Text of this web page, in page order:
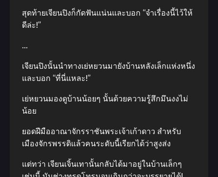
สุดท้ายเจียนปิงก็กัดฟันแน่นและบอก “จำเรื่องนี้ไว้ให้
ดีล่ะ!”
…
เจียนปิงนั้นนำทางเย่หยวนมายังบ้านหลังเล็กแห่งหนึ่ง
และบอก “ที่นี่แหละ!”
เย่หยวนมองดูบ้านน้อยๆ นั้นด้วยความรู้สึกมึนงงไม่
น้อย
ยอดฝีมืออาณาจักรราชันพระเจ้าเก้าดาว สำหรับ
เมืองจักรพรรดิแล้วคนระดับนี้เรียกได้ว่าสูงส่ง
แต่ทว่า เจียนเจิ้นเทานั้นกลับได้มาอยู่ในบ้านเล็กๆ